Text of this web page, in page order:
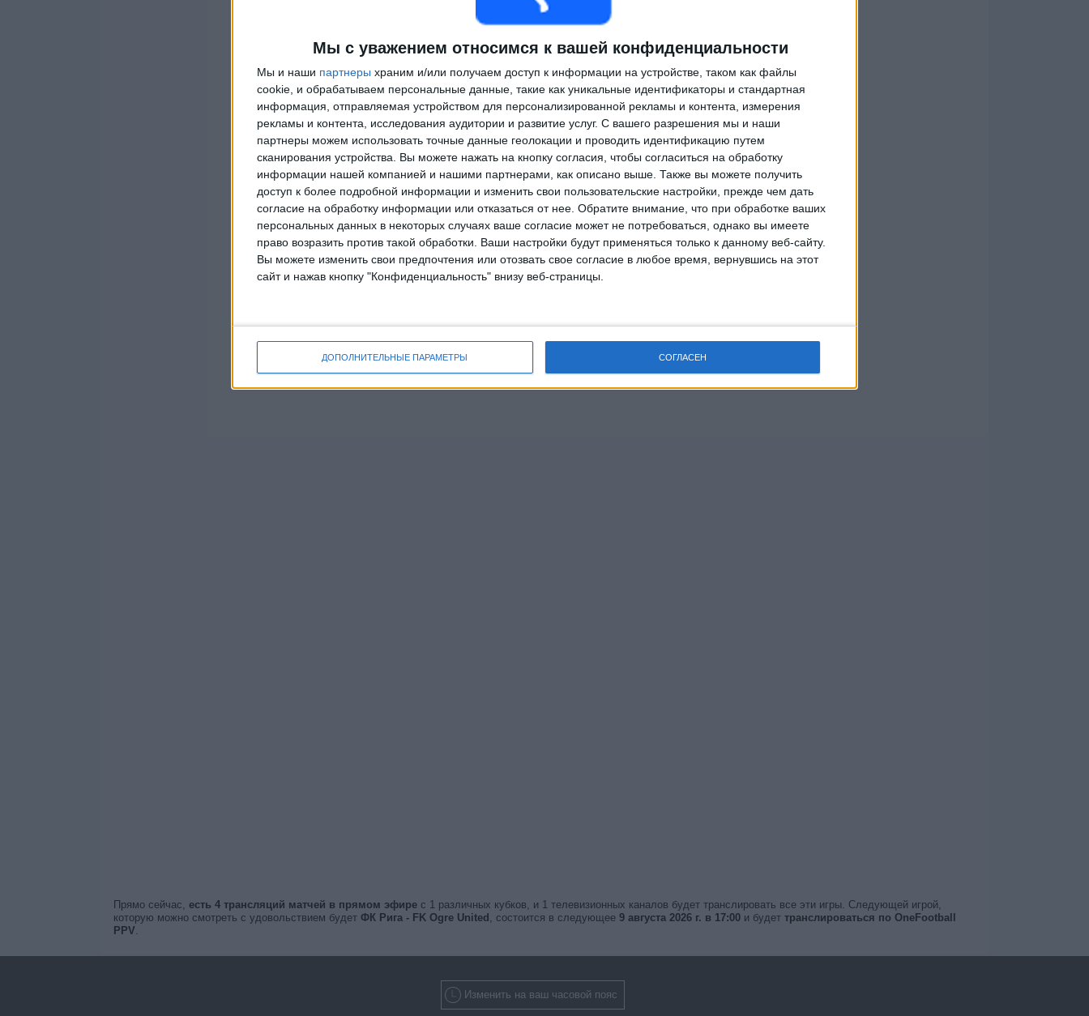
Мы с уважением относимся к вашей конфиденциальности
Мы и наши партнеры храним и/или получаем доступ к информации на устройстве, таком как файлы
cookie, и обрабатываем персональные данные, такие как уникальные идентификаторы и стандартная
информация, отправляемая устройством для персонализированной рекламы и контента, измерения
рекламы и контента, исследования аудитории и развитие услуг. С вашего разрешения мы и наши
партнеры можем использовать точные данные геолокации и проводить идентификацию путем
сканирования устройства. Вы можете нажать на кнопку согласия, чтобы согласиться на обработку
информации нашей компанией и нашими партнерами, как описано выше. Также вы можете получить
доступ к более подробной информации и изменить свои пользовательские настройки, прежде чем дать
согласие на обработку информации или отказаться от нее. Обратите внимание, что при обработке ваших
персональных данных в некоторых случаях ваше согласие может не потребоваться, однако вы имеете
право возразить против такой обработки. Ваши настройки будут применяться только к данному веб-сайту.
Вы можете изменить свои предпочтения или отозвать свое согласие в любое время, вернувшись на этот
сайт и нажав кнопку "Конфиденциальность" внизу веб-страницы.
ДОПОЛНИТЕЛЬНЫЕ ПАРАМЕТРЫ СОГЛАСЕН
Прямо сейчас, есть 4 трансляций матчей в прямом эфирес 1 различных кубков, и 1 телевизионных каналов будет транслировать все эти игры. Следующей игрой,
которую можно смотреть с удовольствием будет ФК Рига - FK Ogre United , состоится в следующее 9 августа 2026 г. в 17:00и будет транслироваться по OneFootball
PPV.
Изменить на ваш часовой пояс